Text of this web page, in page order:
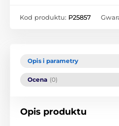
Kod produktu: P25857
Opis i parametry
Ocena (0)
Opis produktu